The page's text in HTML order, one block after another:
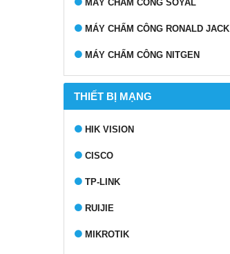
MÁY CHẤM CÔNG SOYAL
MÁY CHẤM CÔNG RONALD JACK
MÁY CHẤM CÔNG NITGEN
THIẾT BỊ MẠNG
HIK VISION
CISCO
TP-LINK
RUIJIE
MIKROTIK